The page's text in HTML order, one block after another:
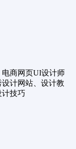
商网页UI设计师
计网站、设计教
技巧